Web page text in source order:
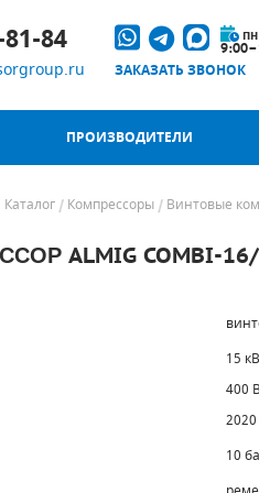
84
ЗАКАЗАТЬ ЗВОНОК
ПРОИЗВОДИТЕЛИ
Каталог Компрессоры Винтовые
ALMIG COMBI-
15
400
10